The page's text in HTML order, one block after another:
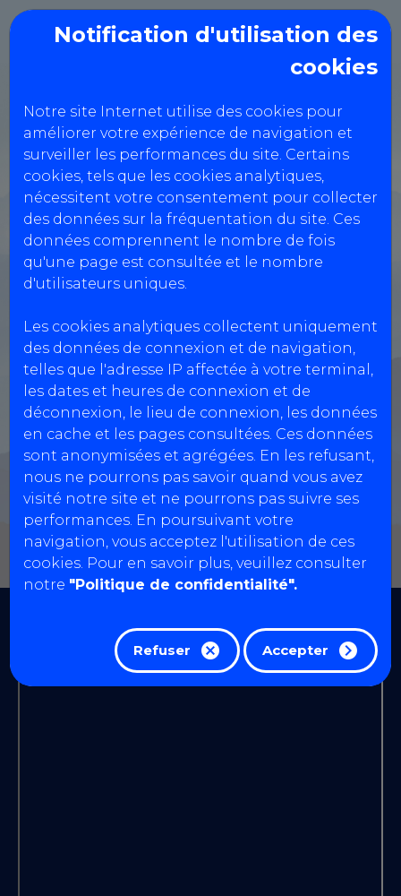
Notification d'utilisation des
cookies
Notre site Internet utilise des cookies pour
améliorer votre expérience de navigation et
surveiller les performances du site. Certains
cookies, tels que les cookies analytiques,
nécessitent votre consentement pour collecter
des données sur la fréquentation du site. Ces
données comprennent le nombre de fois
qu'une page est consultée et le nombre
d'utilisateurs uniques.
Les cookies analytiques collectent uniquement
des données de connexion et de navigation,
telles que l'adresse IP affectée à votre terminal,
les dates et heures de connexion et de
déconnexion, le lieu de connexion, les données
en cache et les pages consultées. Ces données
sont anonymisées et agrégées. En les refusant,
nous ne pourrons pas savoir quand vous avez
visité notre site et ne pourrons pas suivre ses
performances. En poursuivant votre
navigation, vous acceptez l'utilisation de ces
cookies. Pour en savoir plus, veuillez consulter
notre "Politique de confidentialité".
Refuser Accepter
AUTO CONTROLE 31
BEAUZELLE
Avenue de Garossos,
31700 BEAUZELLE
0561422781
Coordonnées